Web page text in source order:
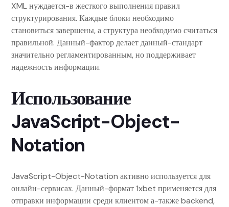
XML нуждается-в жесткого выполнения правил
структурирования. Каждые блоки необходимо
становиться завершены, а структура необходимо считаться
правильной. Данный-фактор делает данный-стандарт
значительно регламентированным, но поддерживает
надежность информации.
Использование
JavaScript-Object-
Notation
JavaScript-Object-Notation активно используется для
онлайн-сервисах. Данный-формат 1xbet применяется для
отправки информации среди клиентом а-также backend,